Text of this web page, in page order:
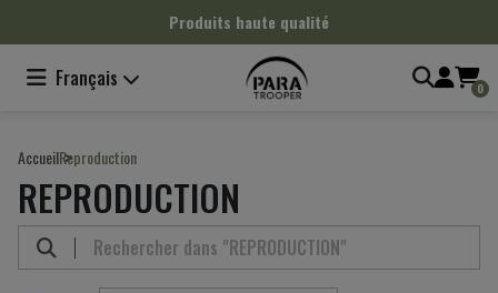
Produits haute qualité
Français 0
AccueilReproduction
REPRODUCTION